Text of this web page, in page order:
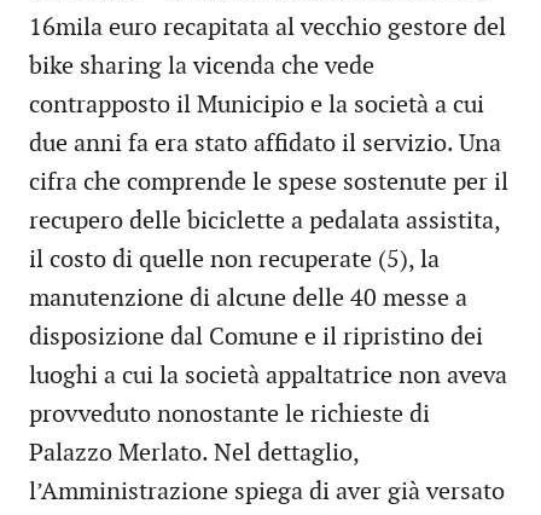
16mila euro recapitata al vecchio gestore del
bike sharing la vicenda che vede
contrapposto il Municipio e la società a cui
due anni fa era stato affidato il servizio. Una
cifra che comprende le spese sostenute per il
recupero delle biciclette a pedalata assistita,
il costo di quelle non recuperate (5), la
manutenzione di alcune delle 40 messe a
disposizione dal Comune e il ripristino dei
luoghi a cui la società appaltatrice non aveva
provveduto nonostante le richieste di
Palazzo Merlato. Nel dettaglio,
l’Amministrazione spiega di aver già versato